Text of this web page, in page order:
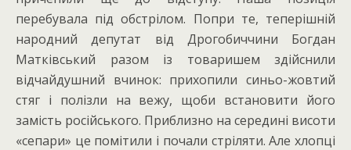
перебувала під обстрілом. Попри те, теперішній
народний депутат від Дрогобиччини Богдан
Матківський разом із товаришем здійснили
відчайдушний вчинок: прихопили синьо-жовтий
стяг і полізли на вежу, щоби встановити його
замість російського. Приблизно на середині висоти
«сепари» це помітили і почали стріляти. Але хлопці